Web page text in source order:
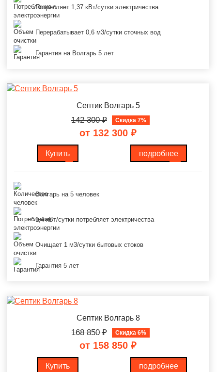
Потребляет 1,37 кВт/сутки электричества
Перерабатывает 0,6 м3/сутки сточных вод
Гарантия на Волгарь 5 лет
Септик Волгарь 5
142 300₽ Скидка 7%
от 132 300 ₽
Купить подробнее
Волгарь на 5 человек
1,4 кВт/сутки потребляет электричества
Очищает 1 м3/сутки бытовых стоков
Гарантия 5 лет
Септик Волгарь 8
168 850₽ Скидка 6%
от 158 850 ₽
Купить подробнее